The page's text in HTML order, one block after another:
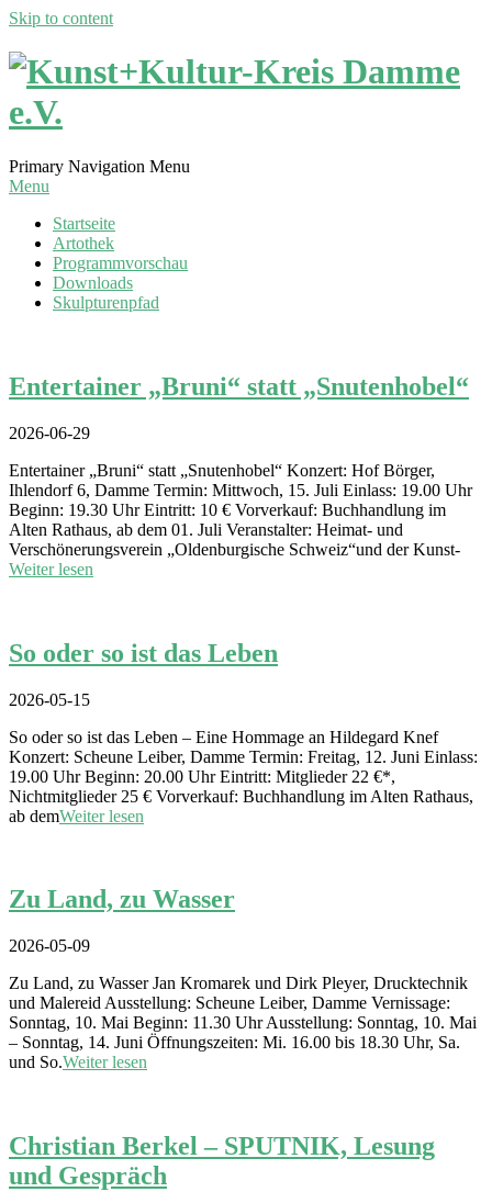
Skip to content
Kunst+Kultur-
Kreis
Damme
e.V.
Primary Navigation Menu
Menu
Startseite
Artothek
Programmvorschau
Downloads
Skulpturenpfad
Entertainer „Bruni“ statt „Snutenhobel“
2026-06-29
Entertainer „Bruni“ statt „Snutenhobel“ Konzert: Hof Börger,
Ihlendorf 6, Damme Termin: Mittwoch, 15. Juli Einlass: 19.00 Uhr
Beginn: 19.30 Uhr Eintritt: 10 € Vorverkauf: Buchhandlung im
Alten Rathaus, ab dem 01. Juli Veranstalter: Heimat- und
Verschönerungsverein „Oldenburgische Schweiz“und der Kunst-
Weiter lesen
So oder so ist das Leben
2026-05-15
So oder so ist das Leben – Eine Hommage an Hildegard Knef
Konzert: Scheune Leiber, Damme Termin: Freitag, 12. Juni Einlass:
19.00 Uhr Beginn: 20.00 Uhr Eintritt: Mitglieder 22 €*,
Nichtmitglieder 25 € Vorverkauf: Buchhandlung im Alten Rathaus,
ab demWeiter lesen
Zu Land, zu Wasser
2026-05-09
Zu Land, zu Wasser Jan Kromarek und Dirk Pleyer, Drucktechnik
und Malereid Ausstellung: Scheune Leiber, Damme Vernissage:
Sonntag, 10. Mai Beginn: 11.30 Uhr Ausstellung: Sonntag, 10. Mai
– Sonntag, 14. Juni Öffnungszeiten: Mi. 16.00 bis 18.30 Uhr, Sa.
und So.Weiter lesen
Christian Berkel – SPUTNIK, Lesung
und Gespräch